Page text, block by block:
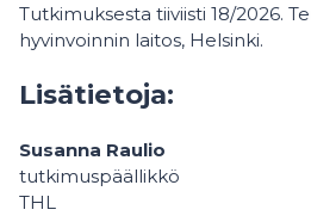
Tutkimuksesta tiiviisti 18/2026.
hyvinvoinnin laitos, Helsinki.
Lisätietoja:
Susanna Raulio
tutkimuspäällikkö
THL